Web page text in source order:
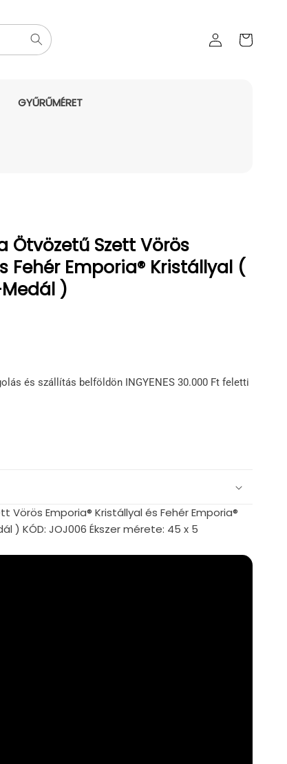
Bejelentkezés
kosara
GYŰRŰMÉRET
Ötvözetű Szett Vörös
Fehér Emporia® Kristállyal (
)
és szállítás belföldön INGYENES 30.000 Ft feletti
Vörös Emporia® Kristállyal és Fehér Emporia®
) KÓD: JOJ006 Ékszer mérete: 45 x 5